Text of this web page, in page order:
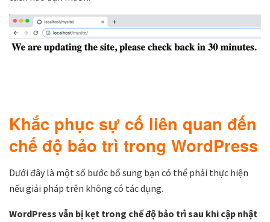
Khắc phục sự cố liên quan đến
chế độ bảo trì trong WordPress
Dưới đây là một số bước bổ sung bạn có thể phải thực hiện
nếu giải pháp trên không có tác dụng.
WordPress vẫn bị kẹt trong chế độ bảo trì sau khi cập nhật